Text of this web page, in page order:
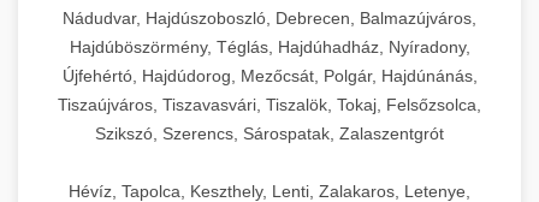
Nádudvar, Hajdúszoboszló, Debrecen, Balmazújváros,
Hajdúböszörmény, Téglás, Hajdúhadház, Nyíradony,
Újfehértó, Hajdúdorog, Mezőcsát, Polgár, Hajdúnánás,
Tiszaújváros, Tiszavasvári, Tiszalök, Tokaj, Felsőzsolca,
Szikszó, Szerencs, Sárospatak, Zalaszentgrót
Hévíz, Tapolca, Keszthely, Lenti, Zalakaros, Letenye,